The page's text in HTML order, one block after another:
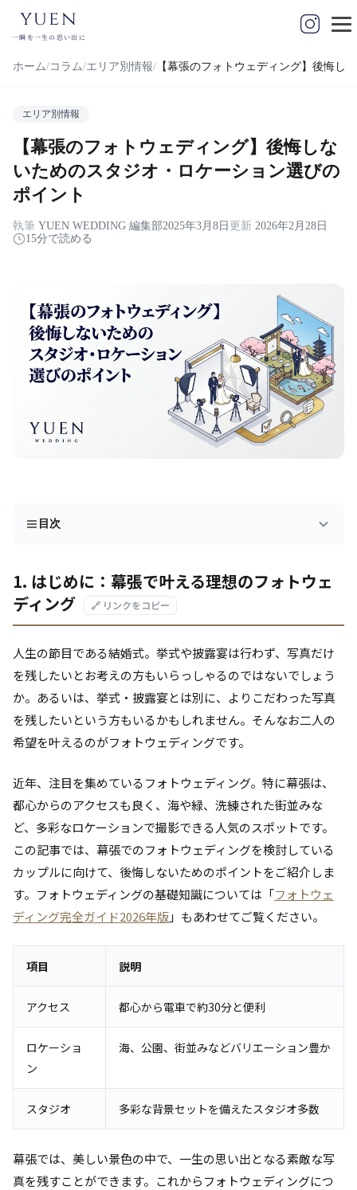
yuen
一瞬を一生の思い出に
ホーム コラム エリア別情報 【幕張のフォトウェディング】後悔し
エリア別情報
【幕張のフォトウェディング】後悔しな
いためのスタジオ・ロケーション選びの
ポイント
執筆 YUEN WEDDING 編集部2025年3月8日 更新 2026年2月28日
15分で読める
目次
1. はじめに：幕張で叶える理想のフォトウェ
ディング
🔗 リンクをコピー
人生の節目である結婚式。挙式や披露宴は行わず、写真だけ
を残したいとお考えの方もいらっしゃるのではないでしょう
か。あるいは、挙式・披露宴とは別に、よりこだわった写真
を残したいという方もいるかもしれません。そんなお二人の
希望を叶えるのがフォトウェディングです。
近年、注目を集めているフォトウェディング。特に幕張は、
都心からのアクセスも良く、海や緑、洗練された街並みな
ど、多彩なロケーションで撮影できる人気のスポットです。
この記事では、幕張でのフォトウェディングを検討している
カップルに向けて、後悔しないためのポイントをご紹介しま
す。フォトウェディングの基礎知識については「フォトウェ
ディング完全ガイド2026年版」もあわせてご覧ください。
項目 説明
アクセス 都心から電車で約30分と便利
ロケーショ
ン
海、公園、街並みなどバリエーション豊か
スタジオ 多彩な背景セットを備えたスタジオ多数
幕張では、美しい景色の中で、一生の思い出となる素敵な写
真を残すことができます。これからフォトウェディングにつ